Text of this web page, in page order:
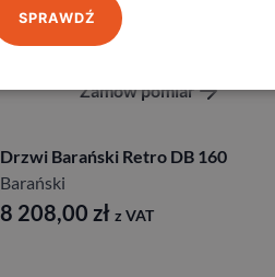
Zobacz
Zamów pomiar
Drzwi Barański Retro DB 160
Barański
8 208,00 zł z VAT
SPRAWDŹ